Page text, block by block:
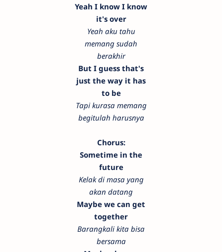
Yeah I know I know
it's over
Yeah aku tahu
memang sudah
berakhir
But I guess that's
just the way it has
to be
Tapi kurasa memang
begitulah harusnya
Chorus:
Sometime in the
future
Kelak di masa yang
akan datang
Maybe we can get
together
Barangkali kita bisa
bersama